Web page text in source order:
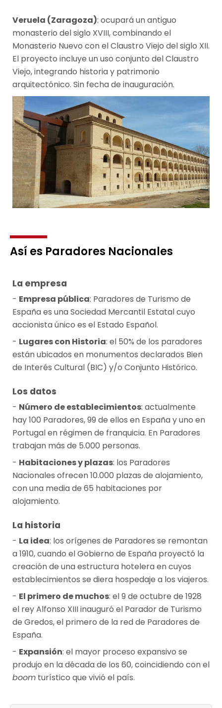
Veruela (Zaragoza): ocupará un antiguo
monasterio del siglo XVIII, combinando el
Monasterio Nuevo con el Claustro Viejo del siglo XII.
El proyecto incluye un uso conjunto del Claustro
Viejo, integrando historia y patrimonio
arquitectónico. Sin fecha de inauguración.
Así es Paradores Nacionales
La empresa
Empresa pública: Paradores de Turismo de
España es una Sociedad Mercantil Estatal cuyo
accionista único es el Estado Español.
Lugares con Historia: el 50% de los paradores
están ubicados en monumentos declarados Bien
de Interés Cultural (BIC) y/o Conjunto Histórico.
Los datos
Número de establecimientos: actualmente
hay 100 Paradores, 99 de ellos en España y uno en
Portugal en régimen de franquicia. En Paradores
trabajan más de 5.000 personas.
Habitaciones y plazas: los Paradores
Nacionales ofrecen 10.000 plazas de alojamiento,
con una media de 65 habitaciones por
alojamiento.
La historia
La idea: los orígenes de Paradores se remontan
a 1910, cuando el Gobierno de España proyectó la
creación de una estructura hotelera en cuyos
establecimientos se diera hospedaje a los viajeros.
El primero de muchos: el 9 de octubre de 1928
el rey Alfonso XIII inauguró el Parador de Turismo
de Gredos, el primero de la red de Paradores de
España.
Expansión: el mayor proceso expansivo se
produjo en la década de los 60, coincidiendo con el
boom turístico que vivió el país.